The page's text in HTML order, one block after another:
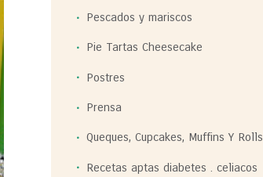
Pescados y mariscos
Pie Tartas Cheesecake
Postres
Prensa
Queques, Cupcakes, Muffins Y Rolls
Recetas aptas diabetes . celiacos